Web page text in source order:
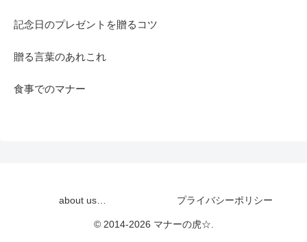
記念日のプレゼントを贈るコツ
贈る言葉のあれこれ
食事でのマナー
about us… プライバシーポリシー
© 2014-2026 マナーの虎☆.